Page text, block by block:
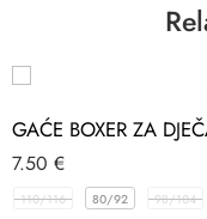
7.50 €
110/116 80/92 98/104